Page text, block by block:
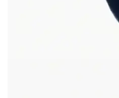
олимпийская чемпионка
американская футболистка
серфингистка Карисса Мур,
японская фехтовальщица
участие в парижских
играх. Из Франции к команде
чемпионка по боксу Эстель
Айна Табуле,